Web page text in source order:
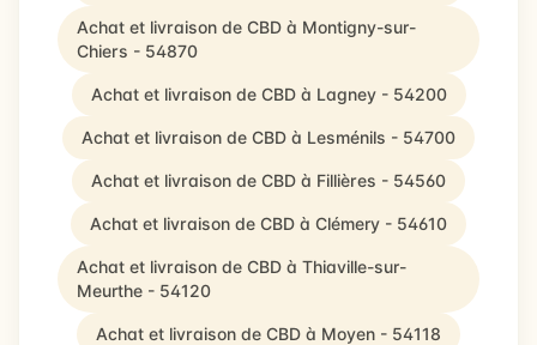
Achat et livraison de CBD à Montigny-sur-
Chiers - 54870
Achat et livraison de CBD à Lagney - 54200
Achat et livraison de CBD à Lesménils - 54700
Achat et livraison de CBD à Fillières - 54560
Achat et livraison de CBD à Clémery - 54610
Achat et livraison de CBD à Thiaville-sur-
Meurthe - 54120
Achat et livraison de CBD à Moyen - 54118